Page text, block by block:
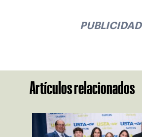
PUBLICIDAD
Artículos relacionados